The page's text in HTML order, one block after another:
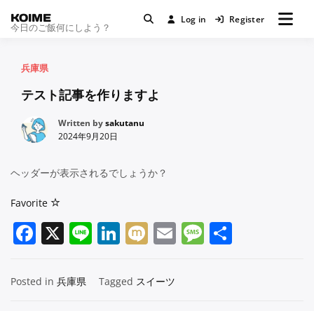
KOIME
今日のご飯何にしよう？
Log in Register
兵庫県
テスト記事を作りますよ
Written bysakutanu
2024年9月20日
ヘッダーが表示されるでしょうか？
Favorite
Facebook
X LineLinkedIn
MixiEmailMessage
Posted in 兵庫県 Tagged スイーツ